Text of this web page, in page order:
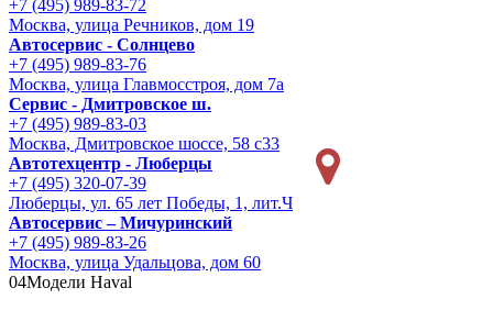
+7 (495) 989-83-72
Москва, улица Речников, дом 19
Автосервис - Солнцево
+7 (495) 989-83-76
Москва, улица Главмосстроя, дом 7а
Сервис - Дмитровское ш.
+7 (495) 989-83-03
Москва, Дмитровское шоссе, 58 с33
Автотехцентр - Люберцы
+7 (495) 320-07-39
Люберцы, ул. 65 лет Победы, 1, лит.Ч
Автосервис – Мичуринский
+7 (495) 989-83-26
Москва, улица Удальцова, дом 60
04Модели Haval